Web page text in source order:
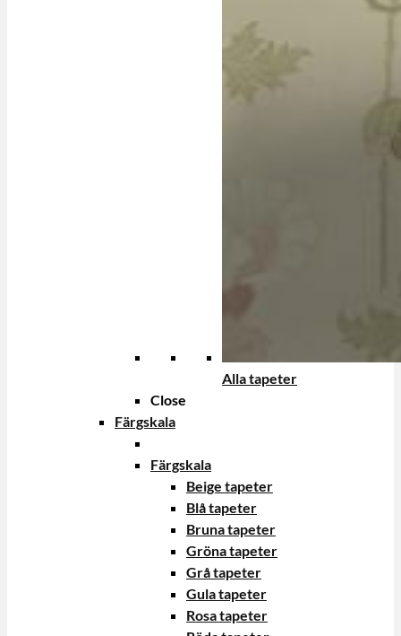
Alla tapeter
Close
Färgskala
Färgskala
Beige tapeter
Blå tapeter
Bruna tapeter
Gröna tapeter
Grå tapeter
Gula tapeter
Rosa tapeter